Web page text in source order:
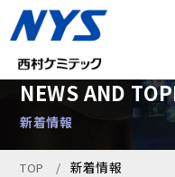
NEWS AND
新着情報
TOP 新着情報